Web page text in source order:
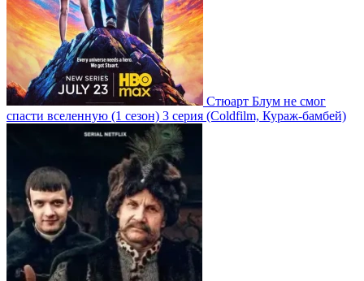
Стюарт Блум не смог
спасти вселенную (1 сезон) 3 серия (Coldfilm, Кураж-бамбей)